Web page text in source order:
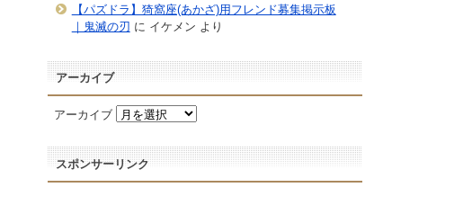
【パズドラ】猗窩座(あかざ)用フレンド募集掲示板
｜鬼滅の刃 に イケメン より
アーカイブ
アーカイブ
スポンサーリンク